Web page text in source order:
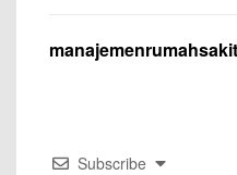
Subscribe